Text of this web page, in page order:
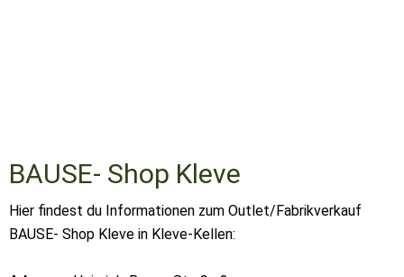
BAUSE- Shop Kleve
Hier findest du Informationen zum Outlet/Fabrikverkauf
BAUSE- Shop Kleve in Kleve-Kellen: